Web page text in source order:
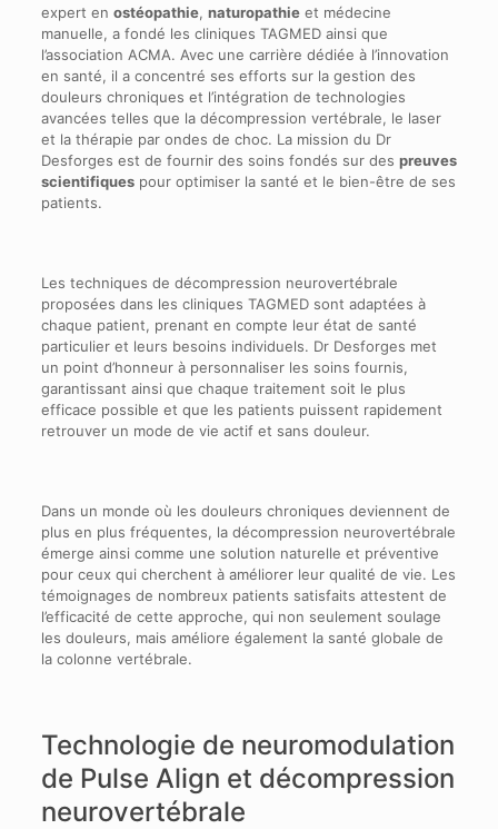
expert en ostéopathie, naturopathieet médecine
manuelle, a fondé les cliniques TAGMED ainsi que
l’association ACMA. Avec une carrière dédiée à l’innovation
en santé, il a concentré ses efforts sur la gestion des
douleurs chroniques et l’intégration de technologies
avancées telles que la décompression vertébrale, le laser
et la thérapie par ondes de choc. La mission du Dr
Desforges est de fournir des soins fondés sur des preuves
scientifiquespour optimiser la santé et le bien-être de ses
patients.
Les techniques de décompression neurovertébrale
proposées dans les cliniques TAGMED sont adaptées à
chaque patient, prenant en compte leur état de santé
particulier et leurs besoins individuels. Dr Desforges met
un point d’honneur à personnaliser les soins fournis,
garantissant ainsi que chaque traitement soit le plus
efficace possible et que les patients puissent rapidement
retrouver un mode de vie actif et sans douleur.
Dans un monde où les douleurs chroniques deviennent de
plus en plus fréquentes, la décompression neurovertébrale
émerge ainsi comme une solution naturelle et préventive
pour ceux qui cherchent à améliorer leur qualité de vie. Les
témoignages de nombreux patients satisfaits attestent de
l’efficacité de cette approche, qui non seulement soulage
les douleurs, mais améliore également la santé globale de
la colonne vertébrale.
Technologie de neuromodulation
de Pulse Align et décompression
neurovertébrale